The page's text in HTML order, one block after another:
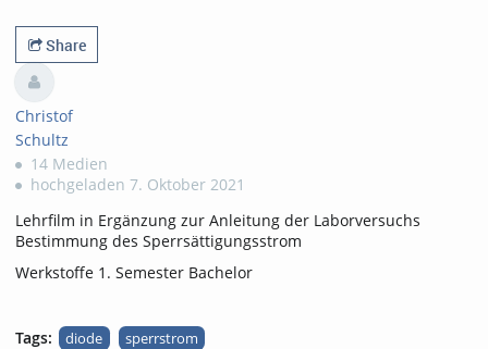
views
favorites
Share
Christof
Schultz
14 Medien
hochgeladen 7. Oktober 2021
Lehrfilm in Ergänzung zur Anleitung der Laborversuchs
Bestimmung des Sperrsättigungsstrom
Werkstoffe 1. Semester Bachelor
Tags: diode sperrstrom